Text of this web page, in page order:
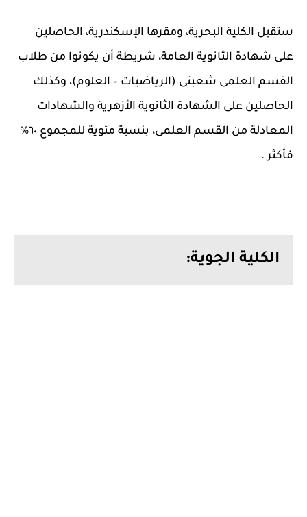
ستقبل الكلية البحرية، ومقرها الإسكندرية، الحاصلين
على شهادة الثانوية العامة، شريطة أن يكونوا من طلاب
القسم العلمى شعبتى (الرياضيات – ‏العلوم)، وكذلك
الحاصلين على الشهادة الثانوية الأزهرية والشهادات
المعادلة من القسم العلمى، ‏بنسبة مئوية للمجموع ٦٠%
فأكثر .‏
الكلية الجوية: